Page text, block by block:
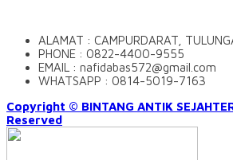
ALAMAT : CAMPURDARAT,
PHONE : 0822-4400-9555
EMAIL : nafidabas572@gmail.com
WHATSAPP : 0814-5019-7163
Copyright © BINTANG ANTIK
Reserved